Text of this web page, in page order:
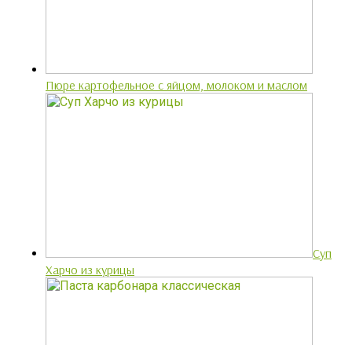
Пюре картофельное с яйцом, молоком и маслом
Суп
Харчо из курицы